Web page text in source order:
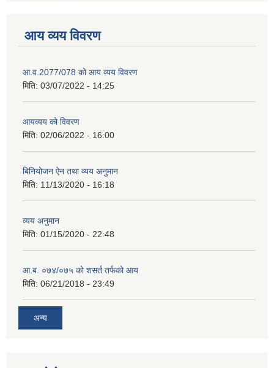
आय व्यय विवरण
आ.व.2077/078 को आय व्यय विवरण
मिति: 03/07/2022 - 14:25
आयव्यय को विवरण
मिति: 02/06/2022 - 16:00
बिनियोजन ऐन तथा व्यय अनुमान
मिति: 11/13/2020 - 16:18
व्यय अनुमान
मिति: 01/15/2020 - 22:48
आ.ब. ०७४/०७५ को शसर्त तर्फको आय
मिति: 06/21/2018 - 23:49
अन्य